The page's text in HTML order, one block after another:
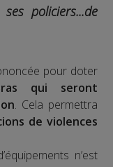
policiers...de
pour doter
qui seront
. Cela permettra
de violences
n’est